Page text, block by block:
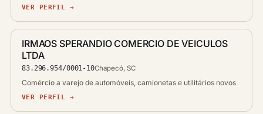
VER PERFIL →
IRMAOS SPERANDIO COMERCIO DE VEICULOS
LTDA
83.296.954/0001-10Chapecó, SC
Comércio a varejo de automóveis, camionetas e utilitários novos
VER PERFIL →